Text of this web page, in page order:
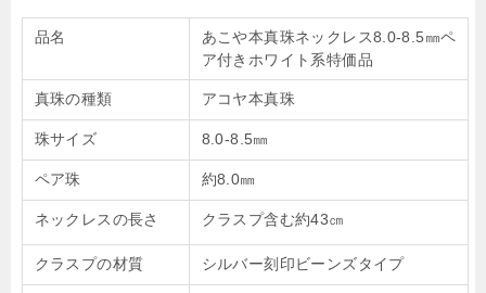
品名
あこや本真珠ネックレス8.0-8.5㎜ペ
ア付きホワイト系特価品
真珠の種類 アコヤ本真珠
珠サイズ 8.0-8.5㎜
ペア珠 約8.0㎜
ネックレスの長さ クラスプ含む約43㎝
クラスプの材質 シルバー刻印ビーンズタイプ